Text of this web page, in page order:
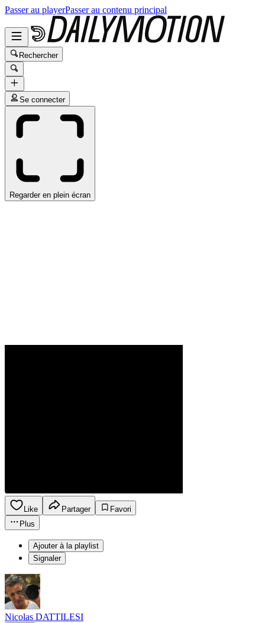
Passer au playerPasser au contenu principal
Rechercher
Se connecter
Regarder en plein écran
Like Partager
Favori
Plus
Ajouter à la playlist
Signaler
Nicolas DATTILESI